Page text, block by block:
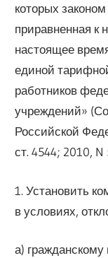
которых
приравненная к
настоящее
единой
работников
учреждений»
Российской
ст. 4544; 2010, N
1. Установить
в условиях,
а)